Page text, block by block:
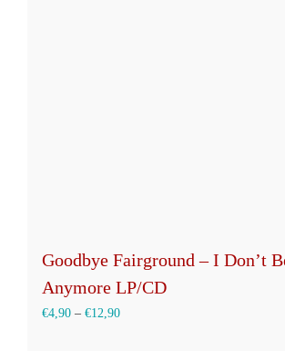
Goodbye Fairground – I Don’t
Anymore LP/CD
€4,90 – €12,90